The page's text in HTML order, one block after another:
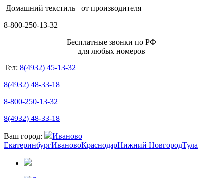
Домашний текстиль от производителя
8-800-250-13-32
Бесплатные звонки по РФ
для любых номеров
Тел: 8(4932) 45-13-32
8(4932) 48-33-18
8-800-250-13-32
8(4932) 48-33-18
Ваш город:
Иваново
ЕкатеринбургИвановоКраснодарНижний НовгородТула